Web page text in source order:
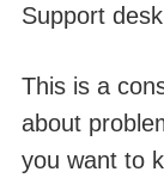
Support
This is a
about
you want to